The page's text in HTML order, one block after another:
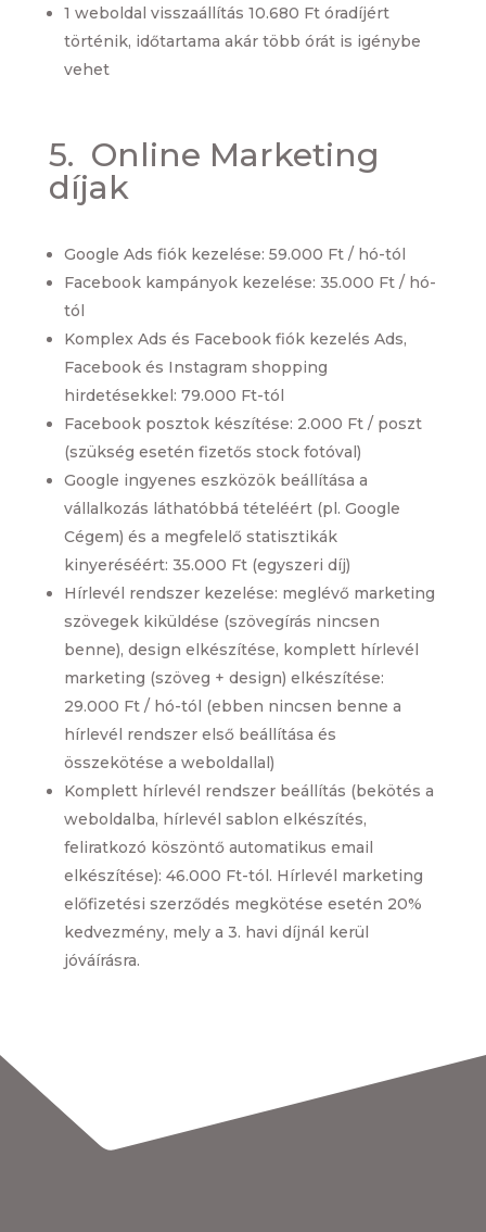
1 weboldal visszaállítás 10.680 Ft óradíjért
történik, időtartama akár több órát is igénybe
vehet
5. Online Marketing
díjak
Google Ads fiók kezelése: 59.000 Ft / hó-tól
Facebook kampányok kezelése: 35.000 Ft / hó-
tól
Komplex Ads és Facebook fiók kezelés Ads,
Facebook és Instagram shopping
hirdetésekkel: 79.000 Ft-tól
Facebook posztok készítése: 2.000 Ft / poszt
(szükség esetén fizetős stock fotóval)
Google ingyenes eszközök beállítása a
vállalkozás láthatóbbá tételéért (pl. Google
Cégem) és a megfelelő statisztikák
kinyeréséért: 35.000 Ft (egyszeri díj)
Hírlevél rendszer kezelése: meglévő marketing
szövegek kiküldése (szövegírás nincsen
benne), design elkészítése, komplett hírlevél
marketing (szöveg + design) elkészítése:
29.000 Ft / hó-tól (ebben nincsen benne a
hírlevél rendszer első beállítása és
összekötése a weboldallal)
Komplett hírlevél rendszer beállítás (bekötés a
weboldalba, hírlevél sablon elkészítés,
feliratkozó köszöntő automatikus email
elkészítése): 46.000 Ft-tól. Hírlevél marketing
előfizetési szerződés megkötése esetén 20%
kedvezmény, mely a 3. havi díjnál kerül
jóváírásra.